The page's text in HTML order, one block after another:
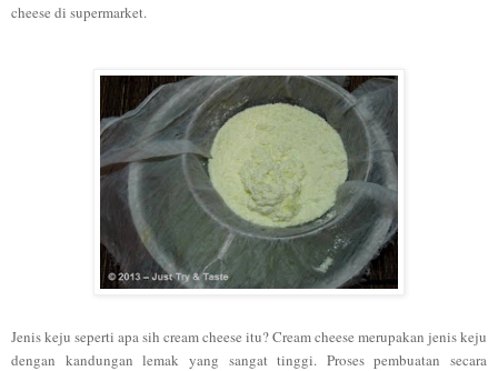
cheese di supermarket.
Jenis keju seperti apa sih cream cheese itu? Cream cheese merupakan jenis keju
dengan kandungan lemak yang sangat tinggi. Proses pembuatan secara